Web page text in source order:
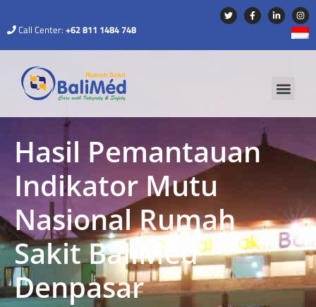
Call Center: +62 811 1484 748
Hasil Pemantauan
Indikator Mutu
Nasional Rumah
Sakit BaliMéd
Denpasar